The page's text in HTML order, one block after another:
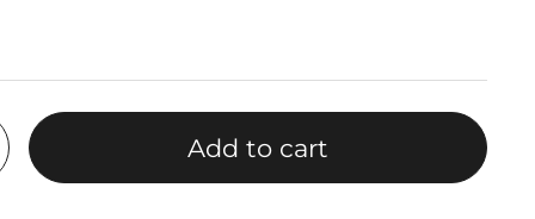
Add to cart